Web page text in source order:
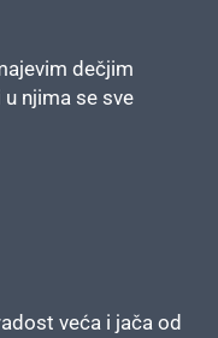
dečjim
njima se sve
veća i jača od